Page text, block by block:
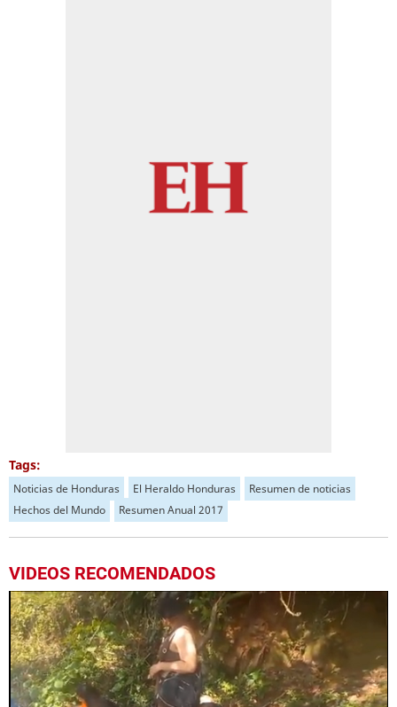
Tags:
Noticias de Honduras El Heraldo Honduras
Resumen de noticias
Hechos del Mundo
Resumen Anual 2017
VIDEOS RECOMENDADOS